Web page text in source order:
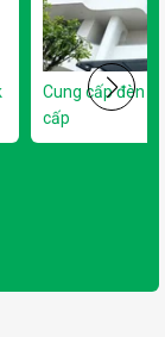
Cung cấp đèn
cấp